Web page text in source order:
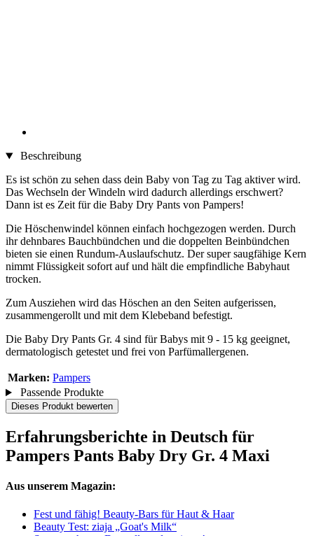
Beschreibung
Es ist schön zu sehen dass dein Baby von Tag zu Tag aktiver wird.
Das Wechseln der Windeln wird dadurch allerdings erschwert?
Dann ist es Zeit für die Baby Dry Pants von Pampers!
Die Höschenwindel können einfach hochgezogen werden. Durch
ihr dehnbares Bauchbündchen und die doppelten Beinbündchen
bieten sie einen Rundum-Auslaufschutz. Der super saugfähige Kern
nimmt Flüssigkeit sofort auf und hält die empfindliche Babyhaut
trocken.
Zum Ausziehen wird das Höschen an den Seiten aufgerissen,
zusammengerollt und mit dem Klebeband befestigt.
Die Baby Dry Pants Gr. 4 sind für Babys mit 9 - 15 kg geeignet,
dermatologisch getestet und frei von Parfümallergenen.
Marken: Pampers
Passende Produkte
Dieses Produkt bewerten
Erfahrungsberichte in Deutsch für
Pampers Pants Baby Dry Gr. 4 Maxi
Aus unserem Magazin:
Fest und fähig! Beauty-Bars für Haut & Haar
Beauty Test: ziaja „Goat's Milk“